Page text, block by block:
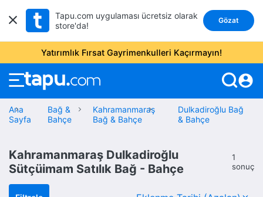
Tapu.com uygulaması ücretsiz olarak
store'da!
Gözat
Yatırımlık Fırsat Gayrimenkulleri Kaçırmayın!
account_circle
Ana
Sayfa
Bağ &
Bahçe
Kahramanmaraş
Bağ & Bahçe
Dulkadiroğlu Bağ
& Bahçe
Kahramanmaraş Dulkadiroğlu
Sütçüimam Satılık Bağ - Bahçe
1
sonuç